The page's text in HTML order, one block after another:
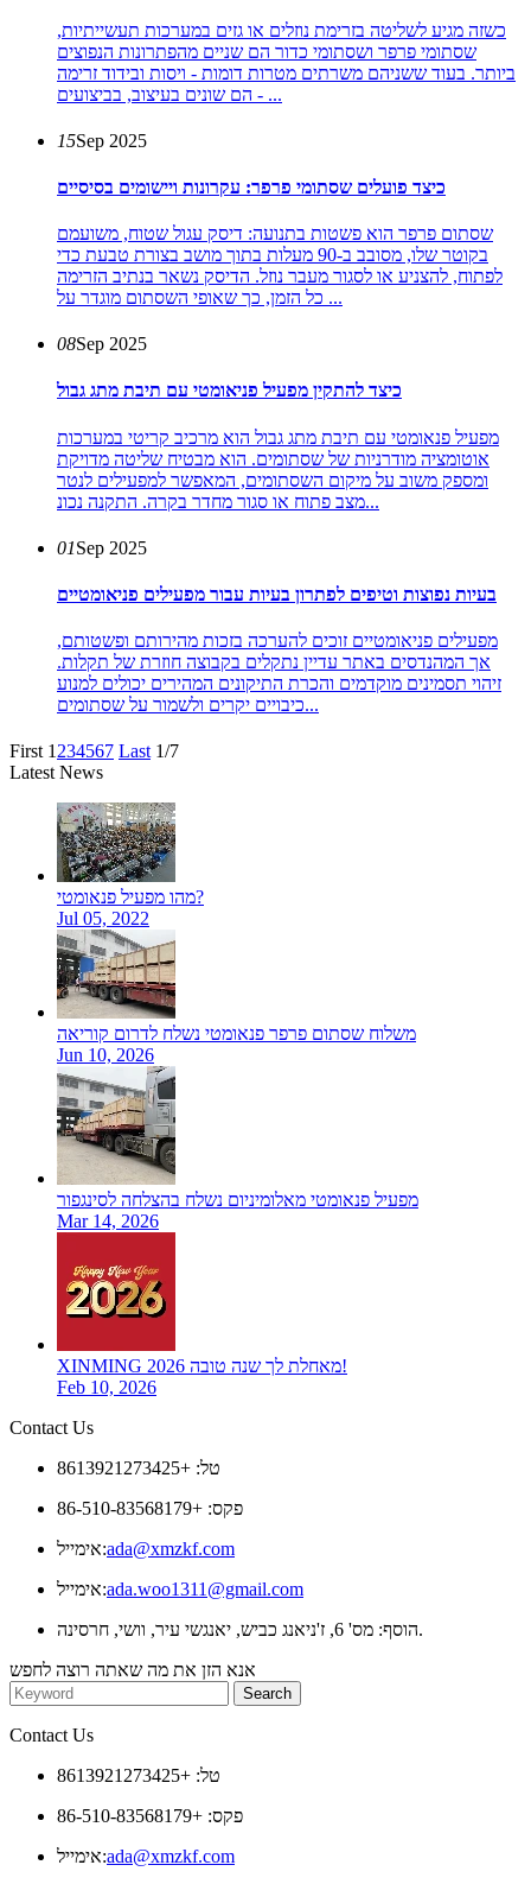
כשזה מגיע לשליטה בזרימת נוזלים או גזים במערכות תעשייתיות,
שסתומי פרפר ושסתומי כדור הם שניים מהפתרונות הנפוצים
ביותר. בעוד ששניהם משרתים מטרות דומות - ויסות ובידוד זרימה
- הם שונים בעיצוב, בביצועים ...
15Sep 2025
כיצד פועלים שסתומי פרפר: עקרונות ויישומים בסיסיים
שסתום פרפר הוא פשטות בתנועה: דיסק עגול שטוח, משועמם
בקוטר שלו, מסובב ב-90 מעלות בתוך מושב בצורת טבעת כדי
לפתוח, להצניע או לסגור מעבר נוזל. הדיסק נשאר בנתיב הזרימה
כל הזמן, כך שאופי השסתום מוגדר על ...
08Sep 2025
כיצד להתקין מפעיל פניאומטי עם תיבת מתג גבול
מפעיל פנאומטי עם תיבת מתג גבול הוא מרכיב קריטי במערכות
אוטומציה מודרניות של שסתומים. הוא מבטיח שליטה מדויקת
ומספק משוב על מיקום השסתומים, המאפשר למפעילים לנטר
מצב פתוח או סגור מחדר בקרה. התקנה נכונ...
01Sep 2025
בעיות נפוצות וטיפים לפתרון בעיות עבור מפעילים פניאומטיים
מפעילים פניאומטיים זוכים להערכה בזכות מהירותם ופשטותם,
אך המהנדסים באתר עדיין נתקלים בקבוצה חוזרת של תקלות.
זיהוי תסמינים מוקדמים והכרת התיקונים המהירים יכולים למנוע
כיבויים יקרים ולשמור על שסתומים...
First 1 234567 Last 1/7
Latest News
מהו מפעיל פנאומטי?
Jul 05, 2022
משלוח שסתום פרפר פנאומטי נשלח לדרום קוריאה
Jun 10, 2026
מפעיל פנאומטי מאלומיניום נשלח בהצלחה לסינגפור
Mar 14, 2026
XINMING מאחלת לך שנה טובה 2026!
Feb 10, 2026
Contact Us
טל: +8613921273425
פקס: +86-510-83568179
אימייל:ada@xmzkf.com
אימייל:ada.woo1311@gmail.com
הוסף: מס' 6, ז'ניאנג כביש, יאנגשי עיר, וושי, חרסינה.
אנא הזן את מה שאתה רוצה לחפש
Contact Us
טל: +8613921273425
פקס: +86-510-83568179
אימייל:ada@xmzkf.com